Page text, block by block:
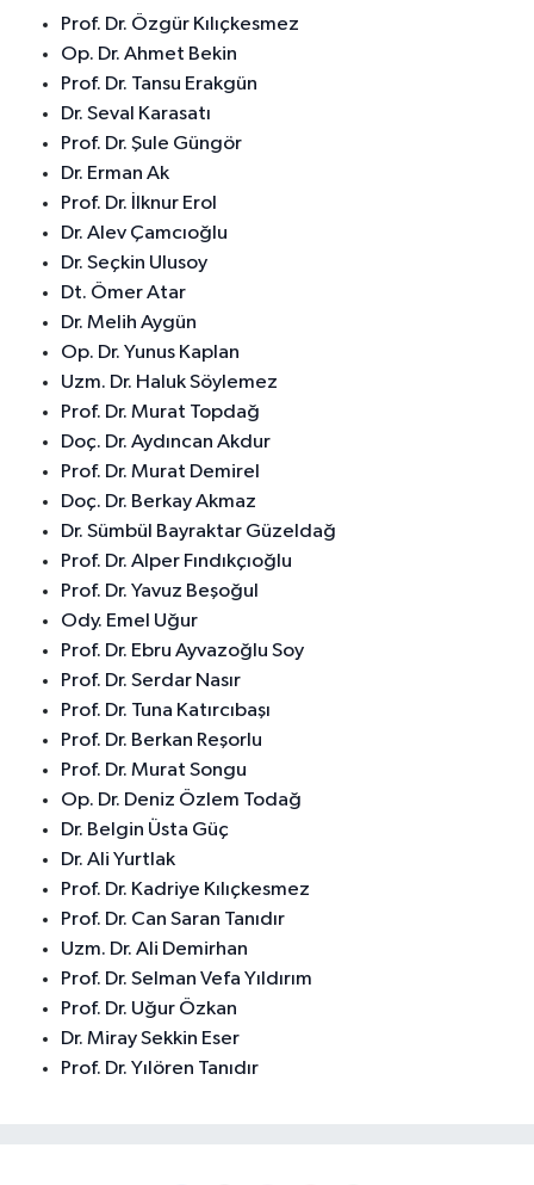
Prof. Dr. Özgür Kılıçkesmez
Op. Dr. Ahmet Bekin
Prof. Dr. Tansu Erakgün
Dr. Seval Karasatı
Prof. Dr. Şule Güngör
Dr. Erman Ak
Prof. Dr. İlknur Erol
Dr. Alev Çamcıoğlu
Dr. Seçkin Ulusoy
Dt. Ömer Atar
Dr. Melih Aygün
Op. Dr. Yunus Kaplan
Uzm. Dr. Haluk Söylemez
Prof. Dr. Murat Topdağ
Doç. Dr. Aydıncan Akdur
Prof. Dr. Murat Demirel
Doç. Dr. Berkay Akmaz
Dr. Sümbül Bayraktar Güzeldağ
Prof. Dr. Alper Fındıkçıoğlu
Prof. Dr. Yavuz Beşoğul
Ody. Emel Uğur
Prof. Dr. Ebru Ayvazoğlu Soy
Prof. Dr. Serdar Nasır
Prof. Dr. Tuna Katırcıbaşı
Prof. Dr. Berkan Reşorlu
Prof. Dr. Murat Songu
Op. Dr. Deniz Özlem Todağ
Dr. Belgin Üsta Güç
Dr. Ali Yurtlak
Prof. Dr. Kadriye Kılıçkesmez
Prof. Dr. Can Saran Tanıdır
Uzm. Dr. Ali Demirhan
Prof. Dr. Selman Vefa Yıldırım
Prof. Dr. Uğur Özkan
Dr. Miray Sekkin Eser
Prof. Dr. Yılören Tanıdır